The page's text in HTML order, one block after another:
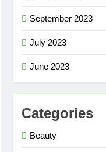
September 2023
July 2023
June 2023
Categories
Beauty